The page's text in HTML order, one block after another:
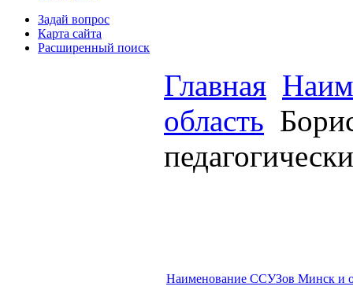
Задай вопрос
Карта сайта
Расширенный поиск
Главная
область
Наименование ССУЗов Минск и